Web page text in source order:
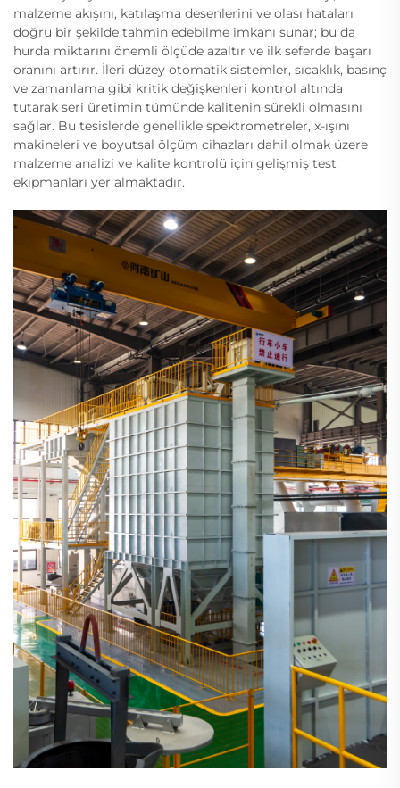
malzeme akışını, katılaşma desenlerini ve olası hataları
doğru bir şekilde tahmin edebilme imkanı sunar; bu da
hurda miktarını önemli ölçüde azaltır ve ilk seferde başarı
oranını artırır. İleri düzey otomatik sistemler, sıcaklık, basınç
ve zamanlama gibi kritik değişkenleri kontrol altında
tutarak seri üretimin tümünde kalitenin sürekli olmasını
sağlar. Bu tesislerde genellikle spektrometreler, x-ışını
makineleri ve boyutsal ölçüm cihazları dahil olmak üzere
malzeme analizi ve kalite kontrolü için gelişmiş test
ekipmanları yer almaktadır.